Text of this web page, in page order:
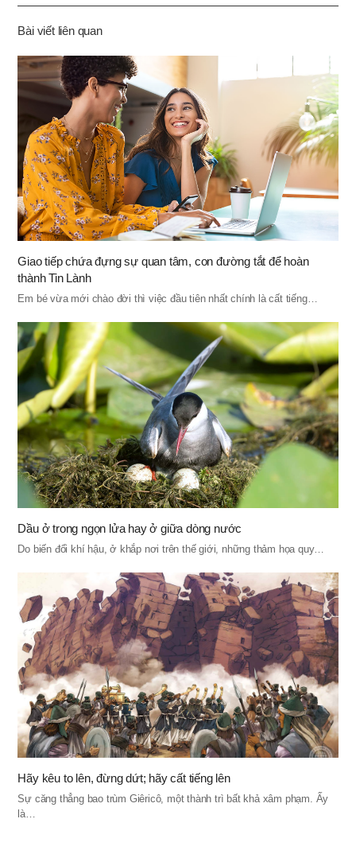
기
Bài viết liên quan
Giao tiếp chứa đựng sự quan tâm, con đường tắt để hoàn
thành Tin Lành
Em bé vừa mới chào đời thì việc đầu tiên nhất chính là cất tiếng…
Dầu ở trong ngọn lửa hay ở giữa dòng nước
Do biến đổi khí hậu, ở khắp nơi trên thế giới, những thảm họa quy…
Hãy kêu to lên, đừng dứt; hãy cất tiếng lên
Sự căng thẳng bao trùm Giêricô, một thành trì bất khả xâm phạm. Ấy
là…